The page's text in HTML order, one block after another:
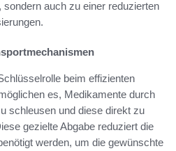
auch zu einer reduzierten
beim effizienten
es, Medikamente durch
schleusen und diese direkt zu
gezielte Abgabe reduziert die
werden, um die gewünschte